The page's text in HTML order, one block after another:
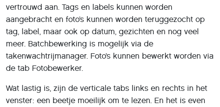
vertrouwd aan. Tags en labels kunnen worden
aangebracht en foto’s kunnen worden teruggezocht op
tag, label, maar ook op datum, gezichten en nog veel
meer. Batchbewerking is mogelijk via de
takenwachtrijmanager. Foto’s kunnen bewerkt worden via
de tab Fotobewerker.
Wat lastig is, zijn de verticale tabs links en rechts in het
venster: een beetje moeilijk om te lezen. En het is even